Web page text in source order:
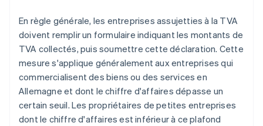
En règle générale, les entreprises assujetties à la TVA
doivent remplir un formulaire indiquant les montants de
TVA collectés, puis soumettre cette déclaration. Cette
mesure s'applique généralement aux entreprises qui
commercialisent des biens ou des services en
Allemagne et dont le chiffre d'affaires dépasse un
certain seuil. Les propriétaires de petites entreprises
dont le chiffre d'affaires est inférieur à ce plafond